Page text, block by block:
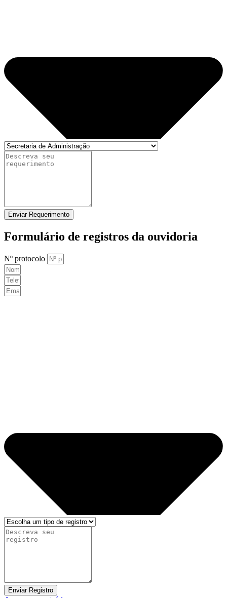
Enviar Requerimento
Formulário de registros da ouvidoria
Nº protocolo
Enviar Registro